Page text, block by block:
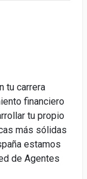
tu carrera
financiero
tu propio
más sólidas
estamos
de Agentes